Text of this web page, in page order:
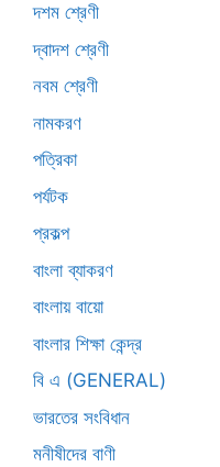
দশম শ্রেণী
দ্বাদশ শ্রেণী
নবম শ্রেণী
নামকরণ
পত্রিকা
পর্যটক
প্রকল্প
বাংলা ব্যাকরণ
বাংলায় বায়ো
বাংলার শিক্ষা কেন্দ্র
বি এ (GENERAL)
ভারতের সংবিধান
মনীষীদের বাণী